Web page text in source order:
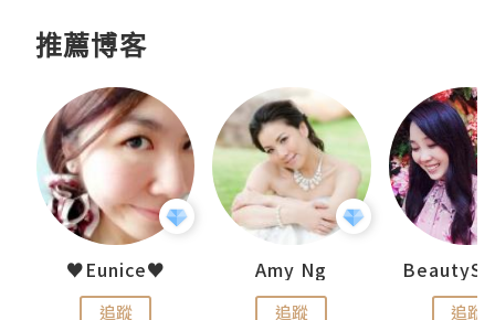
推薦博客
♥Eunice♥
追蹤
Amy Ng
追蹤 追蹤